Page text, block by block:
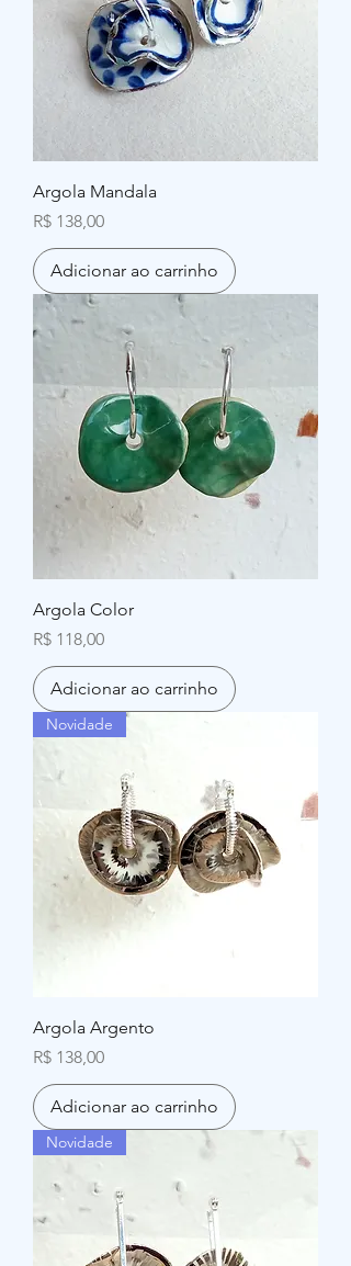
Argola Mandala
Preço
R$ 138,00
Adicionar ao carrinho
Argola Color
Preço
R$ 118,00
Adicionar ao carrinho
Novidade
Argola Argento
Preço
R$ 138,00
Adicionar ao carrinho
Novidade